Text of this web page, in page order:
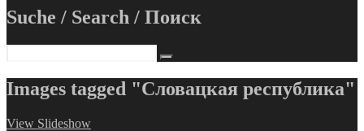
Suche / Search / Поиск
Images tagged "Словацкая республика"
View Slideshow